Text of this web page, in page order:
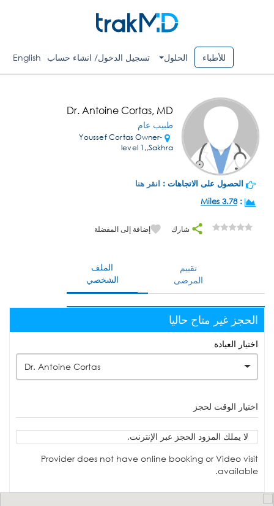
للأطباء الحلول تسجيل الدخول/ انشاء حساب English
Dr. Antoine Cortas, MD
طبيب عام
Youssef Cortas Owner-
level 1,,Sakhra
الحصول على الاتجاهات : انقر هنا
:
3.78 Miles
شارك إضافة إلى المفضلة
الملف
الشخصي
تقييم
المرضى
الحجز غير متاح حاليا
اختيار العيادة
Dr. Antoine Cortas
اختيار الوقت لحجز
لا يملك المزود الحجز عبر الإنترنت.
Provider does not have online booking or Video visit
available.